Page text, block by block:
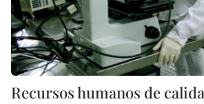
Recursos humanos de